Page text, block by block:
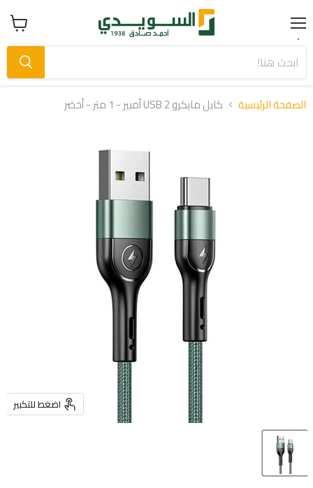
Menu عرض
سلة
الصفحة الرئيسية كابل مايكرو USB 2 أمبير - 1 متر - أخضر
اضغط للتكبير